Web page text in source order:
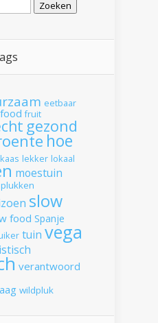
eetbaar
food fruit
gezond
hoe
kaas lekker lokaal
moestuin
plukken
slow
food Spanje
tuin vega
verantwoord
wildpluk